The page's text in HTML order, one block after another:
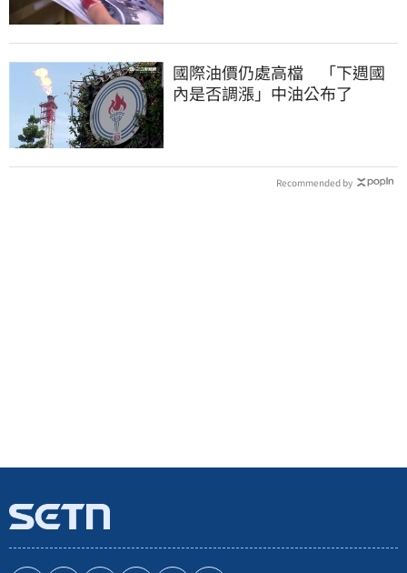
國際油價仍處高檔 「下週國
內是否調漲」中油公布了
Recommended by